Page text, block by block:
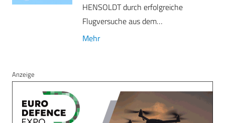
HENSOLDT durch erfolgreiche
Flugversuche aus dem…
Mehr
Anzeige